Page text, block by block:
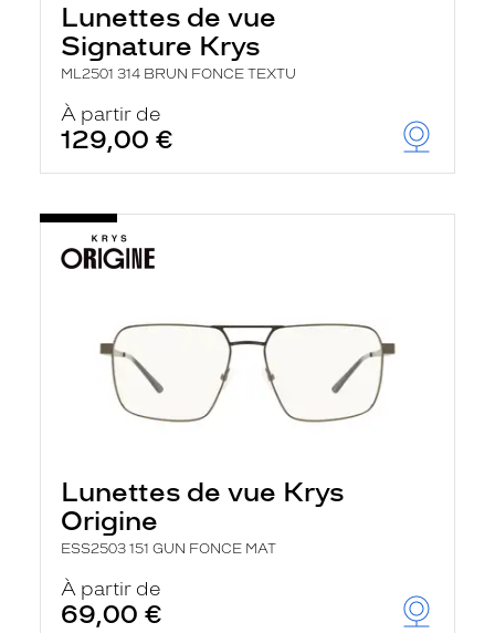
Lunettes de vue
Signature Krys
ML2501 314 BRUN FONCE TEXTU
À partir de
129,00 €
Lunettes de vue Krys
Origine
ESS2503 151 GUN FONCE MAT
À partir de
69,00 €